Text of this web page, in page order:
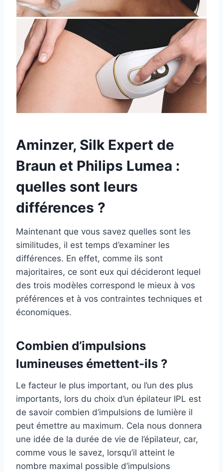
Aminzer, Silk Expert de
Braun et Philips Lumea :
quelles sont leurs
différences ?
Maintenant que vous savez quelles sont les
similitudes, il est temps d’examiner les
différences. En effet, comme ils sont
majoritaires, ce sont eux qui décideront lequel
des trois modèles correspond le mieux à vos
préférences et à vos contraintes techniques et
économiques.
Combien d’impulsions
lumineuses émettent-ils ?
Le facteur le plus important, ou l’un des plus
importants, lors du choix d’un épilateur IPL est
de savoir combien d’impulsions de lumière il
peut émettre au maximum. Cela nous donnera
une idée de la durée de vie de l’épilateur, car,
comme vous le savez, lorsqu’il atteint le
nombre maximal possible d’impulsions